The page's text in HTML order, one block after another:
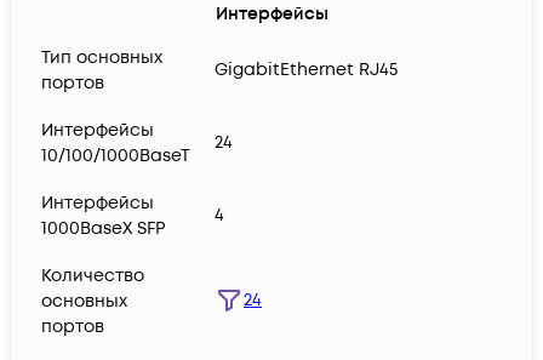
Интерфейсы
Тип основных
портов
GigabitEthernet RJ45
Интерфейсы
10/100/1000BaseT
24
Интерфейсы
1000BaseX SFP
4
Количество
основных
портов
24